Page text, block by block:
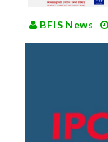
BFIS News